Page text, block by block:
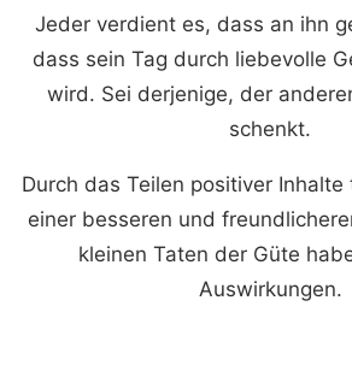
Jeder verdient es, dass an ihn
dass sein Tag durch liebevolle
wird. Sei derjenige, der
schenkt.
Durch das Teilen positiver
einer besseren und
kleinen Taten der Güte
Auswirkungen.